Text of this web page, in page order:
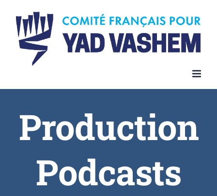
content
Production
Podcasts